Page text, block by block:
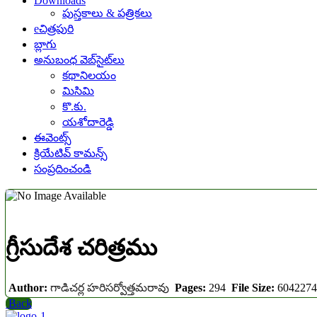
పుస్తకాలు & పత్రికలు
eచిత్రపురి
బ్లాగు
అనుబంధ వెబ్‌సైట్‌లు
కథానిలయం
మిసిమి
కొ.కు.
యశోదారెడ్డి
ఈవెంట్స్
క్రియేటివ్ కామన్స్
సంప్రదించండి
గ్రీసుదేశ చరిత్రము
Author: గాడిచర్ల హరిసర్వోత్తమరావు Pages: 294 File Size:
Back